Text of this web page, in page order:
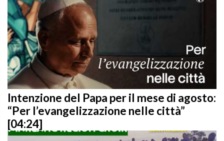
Intenzione del Papa per il mese di agosto:
“Per l’evangelizzazione nelle città”
[04:24]